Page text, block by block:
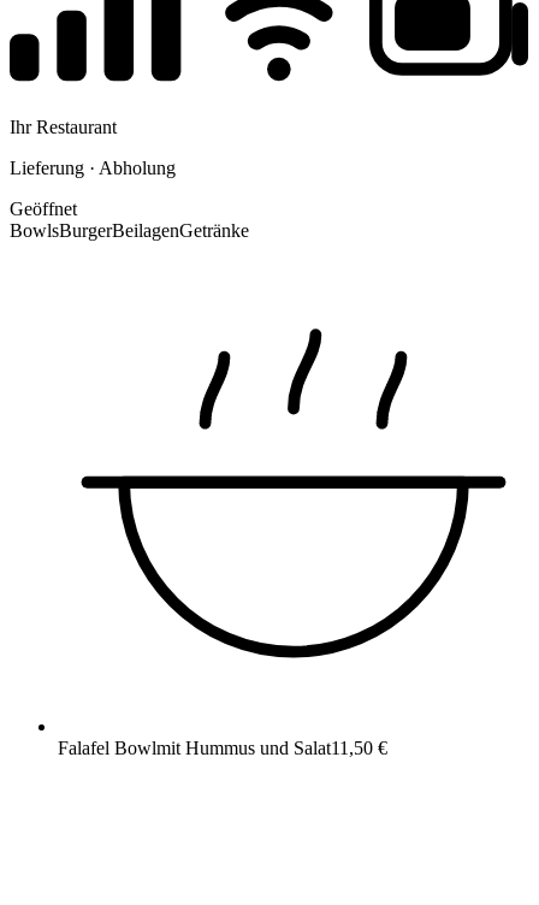
Ihr Restaurant
Lieferung · Abholung
Geöffnet
BowlsBurgerBeilagenGetränke
Falafel Bowlmit Hummus und Salat11,50 €